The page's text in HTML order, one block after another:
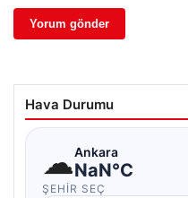
Hava Durumu
☁Ankara
NaN°C
ŞEHIR SEÇ